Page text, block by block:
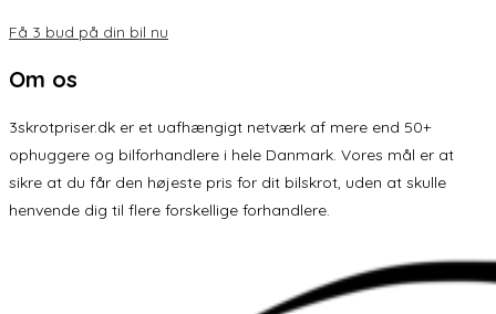
Få 3 bud på din bil nu
Om os
3skrotpriser.dk er et uafhængigt netværk af mere end 50+
ophuggere og bilforhandlere i hele Danmark. Vores mål er at
sikre at du får den højeste pris for dit bilskrot, uden at skulle
henvende dig til flere forskellige forhandlere.